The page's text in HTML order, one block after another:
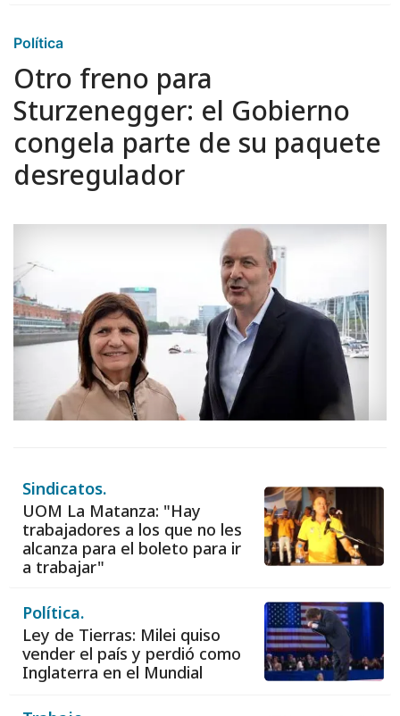
Política
Otro freno para
Sturzenegger: el Gobierno
congela parte de su paquete
desregulador
Sindicatos.
UOM La Matanza: "Hay
trabajadores a los que no les
alcanza para el boleto para ir
a trabajar"
Política.
Ley de Tierras: Milei quiso
vender el país y perdió como
Inglaterra en el Mundial